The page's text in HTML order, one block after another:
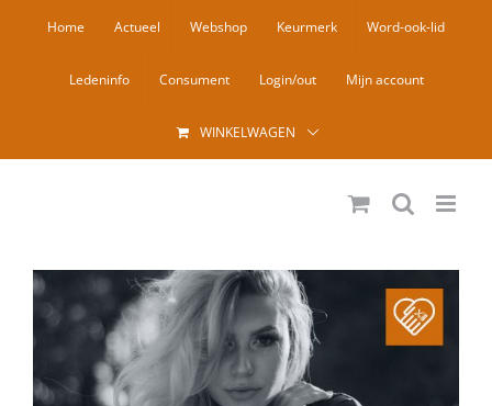
Home Actueel Webshop Keurmerk Word-ook-lid
Ledeninfo Consument Login/out Mijn account
WINKELWAGEN